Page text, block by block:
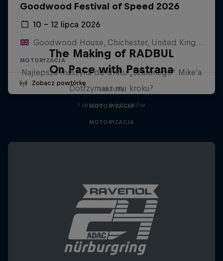
Goodwood Festival of Speed 2026
10 – 12 lipca 2026
Goodwood House, Chichester, United Kingdom
MOTORYZACJA
Zobacz powtórkę
The Making of RADBUL
Najlepsza maszyna do driftu „Szalonego” Mike’a
1 sezony
MOTORYZACJA
On Pace with Pastrana
Dotrzymasz mu kroku?
1 sezony · 6 odcinków
MOTORYZACJA